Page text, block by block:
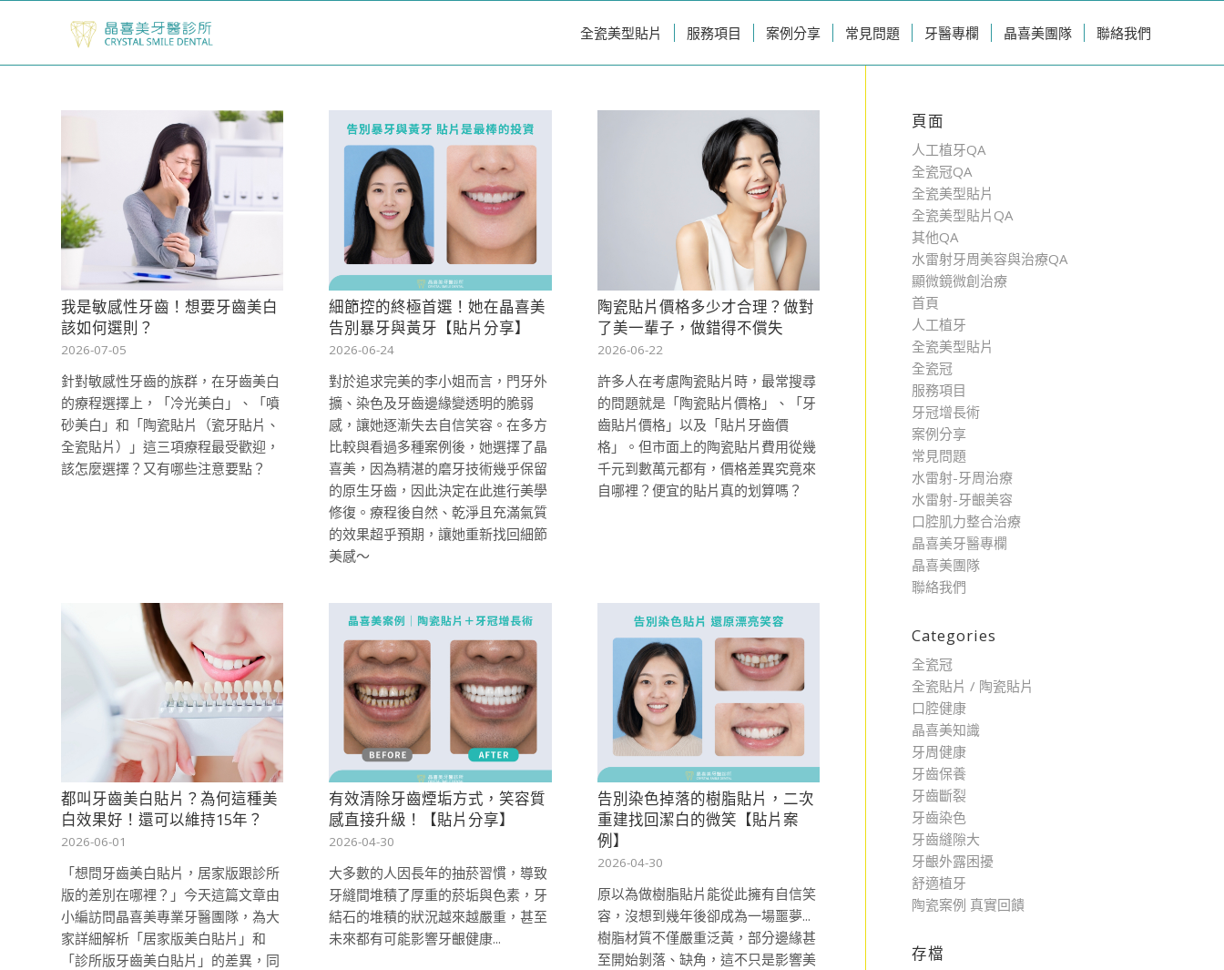
全瓷美型貼片 服務項目 案例分享 常見問題 牙醫專欄 晶喜美團隊 聯絡我們
我是敏感性牙齒！想要牙齒美白
該如何選則？
2026-07-05
針對敏感性牙齒的族群，在牙齒美白
的療程選擇上，「冷光美白」、「噴
砂美白」和「陶瓷貼片（瓷牙貼片、
全瓷貼片）」這三項療程最受歡迎，
該怎麼選擇？又有哪些注意要點？
細節控的終極首選！她在晶喜美
告別暴牙與黃牙【貼片分享】
2026-06-24
對於追求完美的李小姐而言，門牙外
擴、染色及牙齒邊緣變透明的脆弱
感，讓她逐漸失去自信笑容。在多方
比較與看過多種案例後，她選擇了晶
喜美，因為精湛的磨牙技術幾乎保留
的原生牙齒，因此決定在此進行美學
修復。療程後自然、乾淨且充滿氣質
的效果超乎預期，讓她重新找回細節
美感～
陶瓷貼片價格多少才合理？做對
了美一輩子，做錯得不償失
2026-06-22
許多人在考慮陶瓷貼片時，最常搜尋
的問題就是「陶瓷貼片價格」、「牙
齒貼片價格」以及「貼片牙齒價
格」。但市面上的陶瓷貼片費用從幾
千元到數萬元都有，價格差異究竟來
自哪裡？便宜的貼片真的划算嗎？
都叫牙齒美白貼片？為何這種美
白效果好！還可以維持15年？
2026-06-01
「想問牙齒美白貼片，居家版跟診所
版的差別在哪裡？」今天這篇文章由
小編訪問晶喜美專業牙醫團隊，為大
家詳細解析「居家版美白貼片」和
「診所版牙齒美白貼片」的差異，同
有效清除牙齒煙垢方式，笑容質
感直接升級！【貼片分享】
2026-04-30
大多數的人因長年的抽菸習慣，導致
牙縫間堆積了厚重的菸垢與色素，牙
結石的堆積的狀況越來越嚴重，甚至
未來都有可能影響牙齦健康...
告別染色掉落的樹脂貼片，二次
重建找回潔白的微笑【貼片案
例】
2026-04-30
原以為做樹脂貼片能從此擁有自信笑
容，沒想到幾年後卻成為一場噩夢...
樹脂材質不僅嚴重泛黃，部分邊緣甚
至開始剝落、缺角，這不只是影響美
頁面
人工植牙QA
全瓷冠QA
全瓷美型貼片
全瓷美型貼片QA
其他QA
水雷射牙周美容與治療QA
顯微鏡微創治療
首頁
人工植牙
全瓷美型貼片
全瓷冠
服務項目
牙冠增長術
案例分享
常見問題
水雷射-牙周治療
水雷射-牙齦美容
口腔肌力整合治療
晶喜美牙醫專欄
晶喜美團隊
聯絡我們
Categories
全瓷冠
全瓷貼片 / 陶瓷貼片
口腔健康
晶喜美知識
牙周健康
牙齒保養
牙齒斷裂
牙齒染色
牙齒縫隙大
牙齦外露困擾
舒適植牙
陶瓷案例 真實回饋
存檔